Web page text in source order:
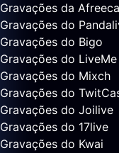
Gravações da
Gravações do
Gravações do Bigo
Gravações do LiveMe
Gravações do Mixch
Gravações do
Gravações do Joilive
Gravações do 17live
Gravações do Kwai